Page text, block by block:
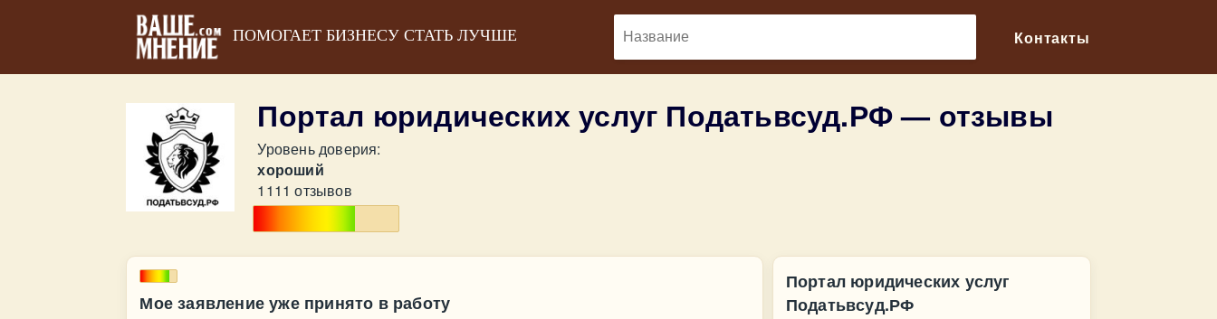
ПОМОГАЕТ БИЗНЕСУ СТАТЬ ЛУЧШЕ Контакты
Портал юридических услуг Податьвсуд.РФ — отзывы
Уровень доверия:
хороший
1111 отзывов
Мое заявление уже принято в работу
Портал юридических услуг
Податьвсуд.РФ